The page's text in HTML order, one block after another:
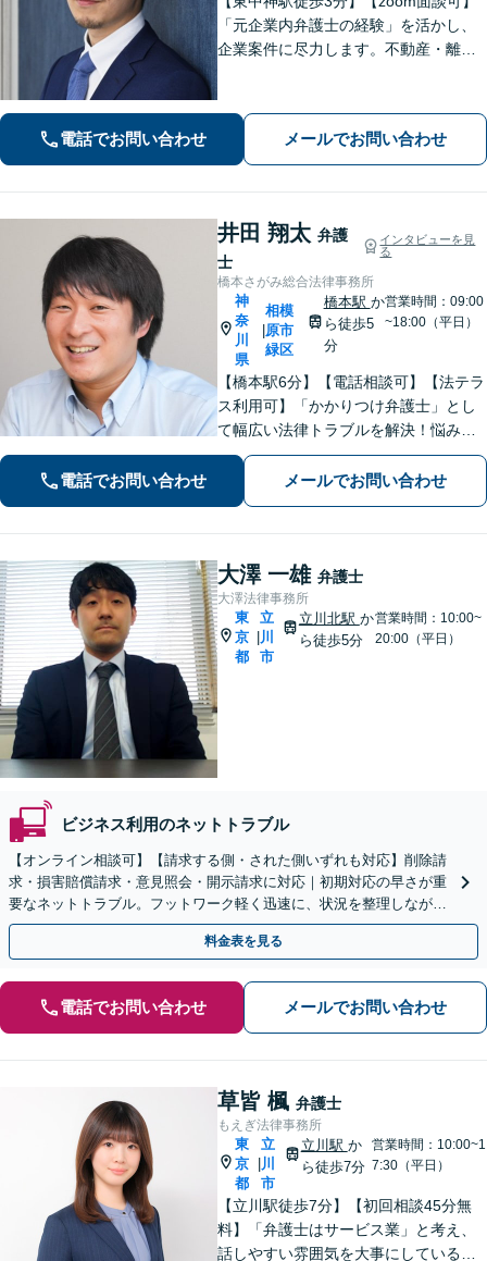
「元企業内弁護士の経験」を活かし、
企業案件に尽力します。不動産・離婚
し問題に真摯に向き合います。【韓国
電話でお問い合わせ メールでお問い合わせ
井田 翔太 弁護
士
インタビューを見
る
橋本さがみ総合法律事務所
神
奈
川
県
相模
原市
緑区
橋本駅 か
ら徒歩5
分
営業時間：09:00
~18:00（平日）
【橋本駅6分】【電話相談可】【法テラ
ス利用可】「かかりつけ弁護士」とし
て幅広い法律トラブルを解決！悩みに
寄り添いながら、誠実な対応を心がけ
ております「粘り強い交渉とフットワ
ークの軽さが強み」男性・女性弁護士
電話でお問い合わせ メールでお問い合わせ
大澤 一雄 弁護士
大澤法律事務所
東
京
都
立
川
市
立川北駅 か
ら徒歩5分
営業時間：10:00~
20:00（平日）
ビジネス利用のネットトラブル
【オンライン相談可】【請求する側・された側いずれも対応】削除請
求・損害賠償請求・意見照会・開示請求に対応｜初期対応の早さが重
要なネットトラブル。フットワーク軽く迅速に、状況を整理しながら
解決に向けた対応をサポートします【電話・Ｗｅｂ相談可】
料金表を見る
電話でお問い合わせ メールでお問い合わせ
草皆 楓 弁護士
もえぎ法律事務所
東
京
都
立
川
市
立川駅 か
ら徒歩7分
営業時間：10:00~1
7:30（平日）
【立川駅徒歩7分】【初回相談45分無
料】「弁護士はサービス業」と考え、
話しやすい雰囲気を大事にしている事